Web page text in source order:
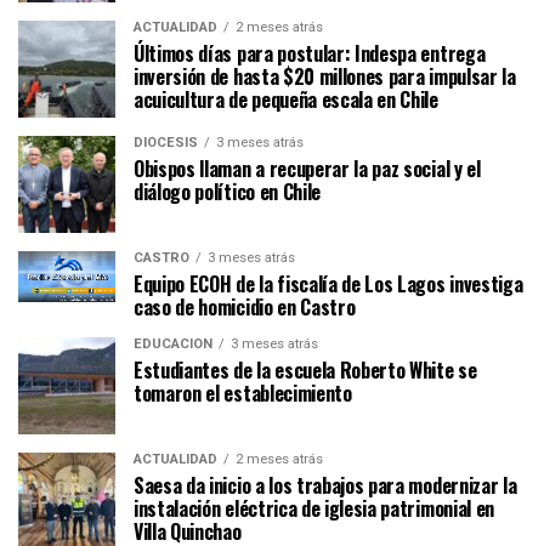
ACTUALIDAD 2 meses atrás
Últimos días para postular: Indespa entrega
inversión de hasta $20 millones para impulsar la
acuicultura de pequeña escala en Chile
DIÓCESIS 3 meses atrás
Obispos llaman a recuperar la paz social y el
diálogo político en Chile
CASTRO 3 meses atrás
Equipo ECOH de la fiscalía de Los Lagos investiga
caso de homicidio en Castro
EDUCACIÓN 3 meses atrás
Estudiantes de la escuela Roberto White se
tomaron el establecimiento
ACTUALIDAD 2 meses atrás
Saesa da inicio a los trabajos para modernizar la
instalación eléctrica de iglesia patrimonial en
Villa Quinchao